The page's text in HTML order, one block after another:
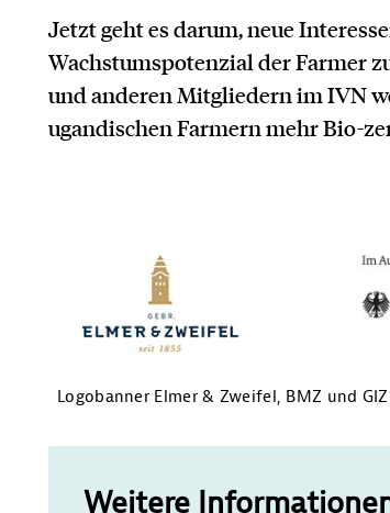
Jetzt geht es darum, neue
Wachstumspotenzial der Farmer
und anderen Mitgliedern im IVN
ugandischen Farmern mehr Bio-
Logobanner Elmer & Zweifel, BMZ und GIZ
Weitere